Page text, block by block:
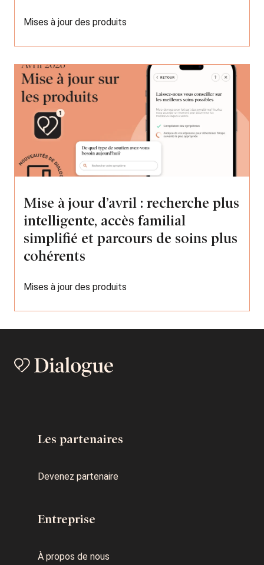
Mises à jour des produits
Mise à jour d’avril : recherche plus
intelligente, accès familial
simplifié et parcours de soins plus
cohérents
Mises à jour des produits
Les partenaires
Devenez partenaire
Entreprise
À propos de nous